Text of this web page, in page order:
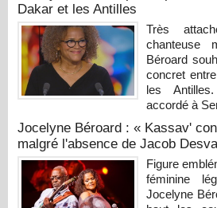
Dakar et les Antilles
Très
chanteuse
Béroard
concret
les
accordé à
Jocelyne Béroard : « Kassav'
malgré l'absence de Jacob
Figure
féminine
Jocelyne